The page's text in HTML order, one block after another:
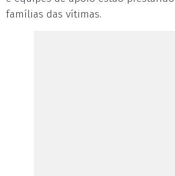
famílias das vítimas.